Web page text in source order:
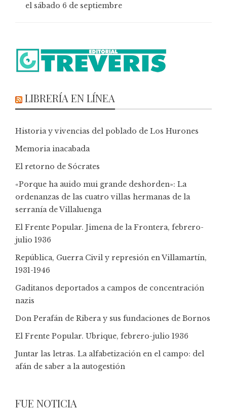
el sábado 6 de septiembre
LIBRERÍA EN LÍNEA
Historia y vivencias del poblado de Los Hurones
Memoria inacabada
El retorno de Sócrates
«Porque ha auido mui grande deshorden»: La
ordenanzas de las cuatro villas hermanas de la
serranía de Villaluenga
El Frente Popular. Jimena de la Frontera, febrero-
julio 1936
República, Guerra Civil y represión en Villamartín,
1931-1946
Gaditanos deportados a campos de concentración
nazis
Don Perafán de Ribera y sus fundaciones de Bornos
El Frente Popular. Ubrique, febrero-julio 1936
Juntar las letras. La alfabetización en el campo: del
afán de saber a la autogestión
FUE NOTICIA